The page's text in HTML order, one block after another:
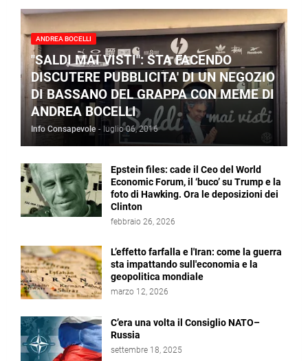
ANDREA BOCELLI
"SALDI MAI VISTI": STA FACENDO
DISCUTERE PUBBLICITA' DI UN NEGOZIO
DI BASSANO DEL GRAPPA CON MEME DI
ANDREA BOCELLI
Info Consapevole - luglio 06, 2016
Epstein files: cade il Ceo del World
Economic Forum, il ‘buco’ su Trump e la
foto di Hawking. Ora le deposizioni dei
Clinton
febbraio 26, 2026
L’effetto farfalla e l'Iran: come la guerra
sta impattando sull'economia e la
geopolitica mondiale
marzo 12, 2026
C’era una volta il Consiglio NATO–
Russia
settembre 18, 2025